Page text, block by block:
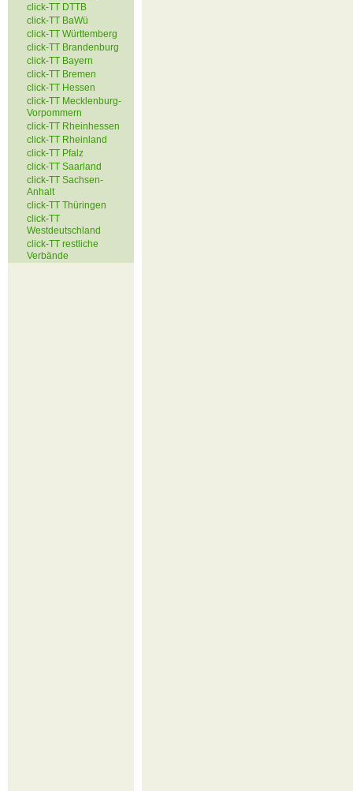
click-TT DTTB
click-TT BaWü
click-TT Württemberg
click-TT Brandenburg
click-TT Bayern
click-TT Bremen
click-TT Hessen
click-TT Mecklenburg-
Vorpommern
click-TT Rheinhessen
click-TT Rheinland
click-TT Pfalz
click-TT Saarland
click-TT Sachsen-
Anhalt
click-TT Thüringen
click-TT
Westdeutschland
click-TT restliche
Verbände